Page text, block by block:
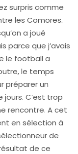
surpris comme
les Comores.
a joué
parce que j’avais
le football a
le temps
préparer un
C’est trop
rencontre. A cet
en sélection à
de
de ce